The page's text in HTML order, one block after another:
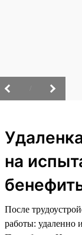
на
После
работы: